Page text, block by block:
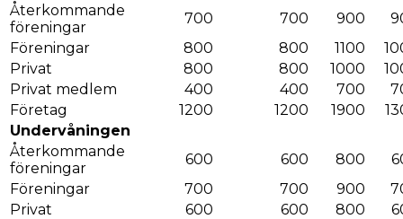
Återkommande
föreningar
700 700 900
Föreningar
800 800 1100
Privat
800 800 1000
Privat medlem
400 400 700
Företag
1200 1200 1900
Undervåningen
Återkommande
föreningar
600 600 800
Föreningar
700 700 900
Privat
600 600 800